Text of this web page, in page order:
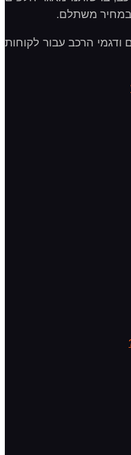
במחיר משתלם.
ודגמי הרכב עבור לקוחות